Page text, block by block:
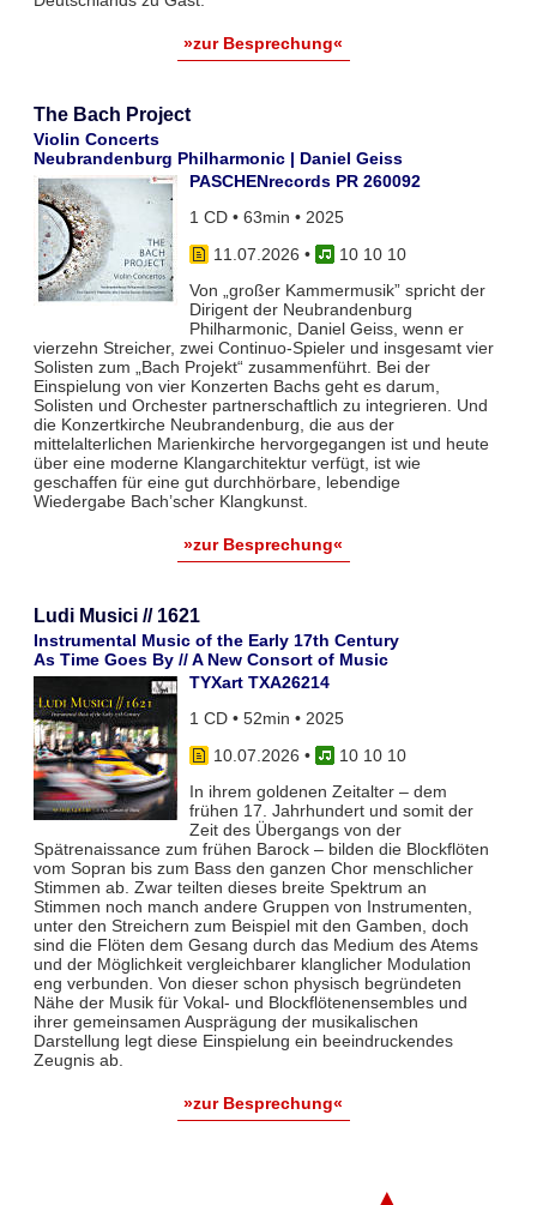
»zur Besprechung«
The Bach Project
Violin Concerts
Neubrandenburg Philharmonic | Daniel Geiss
PASCHENrecords PR 260092
1 CD • 63min • 2025
11.07.2026 •
10 10 10
Von „großer Kammermusik” spricht der
Dirigent der Neubrandenburg
Philharmonic, Daniel Geiss, wenn er
vierzehn Streicher, zwei Continuo-Spieler und insgesamt vier
Solisten zum „Bach Projekt“ zusammenführt. Bei der
Einspielung von vier Konzerten Bachs geht es darum,
Solisten und Orchester partnerschaftlich zu integrieren. Und
die Konzertkirche Neubrandenburg, die aus der
mittelalterlichen Marienkirche hervorgegangen ist und heute
über eine moderne Klangarchitektur verfügt, ist wie
geschaffen für eine gut durchhörbare, lebendige
Wiedergabe Bach’scher Klangkunst.
»zur Besprechung«
Ludi Musici // 1621
Instrumental Music of the Early 17th Century
As Time Goes By // A New Consort of Music
TYXart TXA26214
1 CD • 52min • 2025
10.07.2026 •
10 10 10
In ihrem goldenen Zeitalter – dem
frühen 17. Jahrhundert und somit der
Zeit des Übergangs von der
Spätrenaissance zum frühen Barock – bilden die Blockflöten
vom Sopran bis zum Bass den ganzen Chor menschlicher
Stimmen ab. Zwar teil­ten dieses breite Spektrum an
Stimmen noch manch andere Gruppen von Instrumenten,
unter den Streichern zum Bei­spiel mit den Gamben, doch
sind die Flöten dem Gesang durch das Medium des Atems
und der Möglichkeit vergleich­barer klanglicher Modulation
eng verbunden. Von dieser schon physisch begründeten
Nähe der Musik für Vokal- und Blockflö­tenensembles und
ihrer gemeinsamen Ausprägung der musikalischen
Darstellung legt diese Einspielung ein beeindruckendes
Zeugnis ab.
»zur Besprechung«